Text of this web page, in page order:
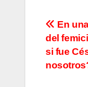
de
En
del
si fue